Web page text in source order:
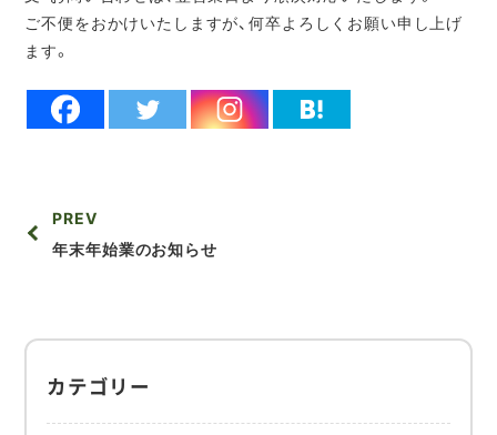
ご不便をおかけいたしますが、何卒よろしくお願い申し上げ
ます。
PREV
年末年始業のお知らせ
カテゴリー